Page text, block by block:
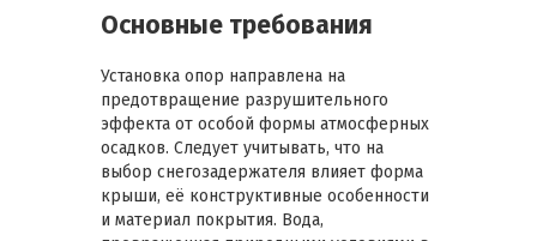
Основные требования
Установка опор направлена на
предотвращение разрушительного
эффекта от особой формы атмосферных
осадков. Следует учитывать, что на
выбор снегозадержателя влияет форма
крыши, её конструктивные особенности
и материал покрытия. Вода,